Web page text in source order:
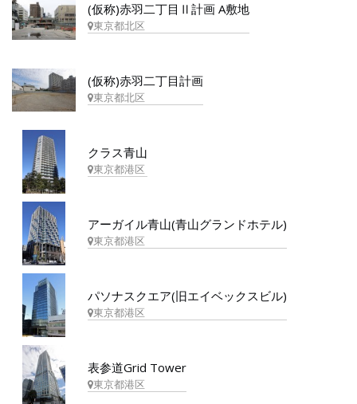
(仮称)赤羽二丁目Ⅱ計画 A敷地
東京都北区
(仮称)赤羽二丁目計画
東京都北区
クラス青山
東京都港区
アーガイル青山(青山グランドホテル)
東京都港区
パソナスクエア(旧エイベックスビル)
東京都港区
表参道Grid Tower
東京都港区